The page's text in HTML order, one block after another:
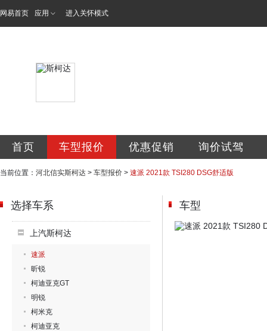
网易首页 应用 进入关怀模式
首页 车型报价 优惠促销 询价试驾
当前位置： 河北信实斯柯达 > 车型报价 > 速派 2021款 TSI280 DSG舒适版
选择车系
上汽斯柯达
速派
昕锐
柯迪亚克GT
明锐
柯米克
柯迪亚克
车型